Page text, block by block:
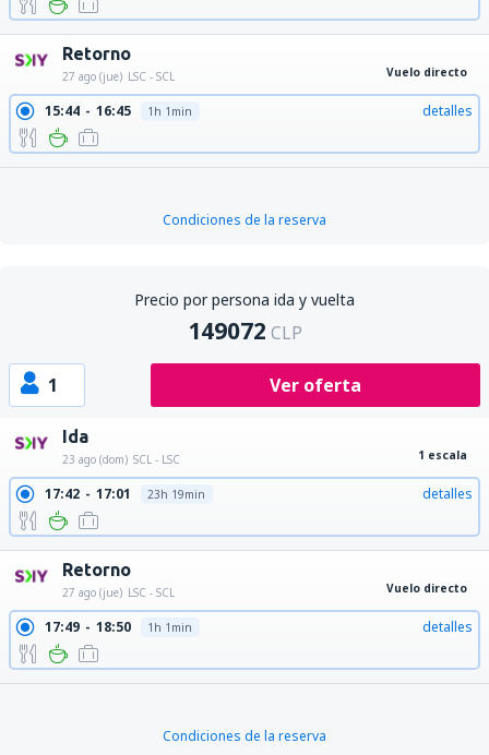
Retorno
27 ago (jue) LSC - SCL Vuelo directo
15:44 16:45 1h 1min detalles
Condiciones de la reserva
Precio por persona ida y vuelta
149072 CLP
1 Ver oferta
Ida
23 ago (dom) SCL - LSC 1 escala
17:42 17:01 23h 19min detalles
Retorno
27 ago (jue) LSC - SCL Vuelo directo
17:49 18:50 1h 1min detalles
Condiciones de la reserva